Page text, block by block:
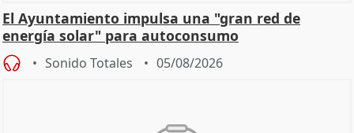
El Ayuntamiento impulsa una "gran red de
energía solar" para autoconsumo
Sonido Totales 05/08/2026